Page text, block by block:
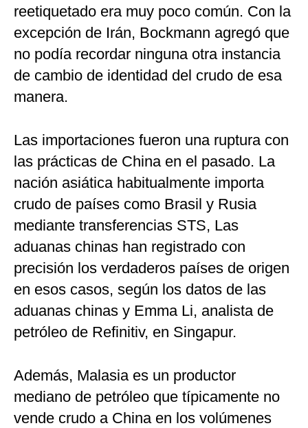
reetiquetado era muy poco común. Con la
excepción de Irán, Bockmann agregó que
no podía recordar ninguna otra instancia
de cambio de identidad del crudo de esa
manera.
Las importaciones fueron una ruptura con
las prácticas de China en el pasado. La
nación asiática habitualmente importa
crudo de países como Brasil y Rusia
mediante transferencias STS, Las
aduanas chinas han registrado con
precisión los verdaderos países de origen
en esos casos, según los datos de las
aduanas chinas y Emma Li, analista de
petróleo de Refinitiv, en Singapur.
Además, Malasia es un productor
mediano de petróleo que típicamente no
vende crudo a China en los volúmenes